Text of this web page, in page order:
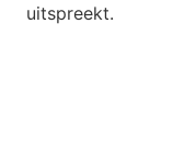
uitspreekt.